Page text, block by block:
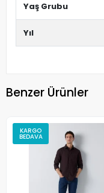
Yaş Grubu
Yıl
Benzer Ürünler
KARGO
BEDAVA